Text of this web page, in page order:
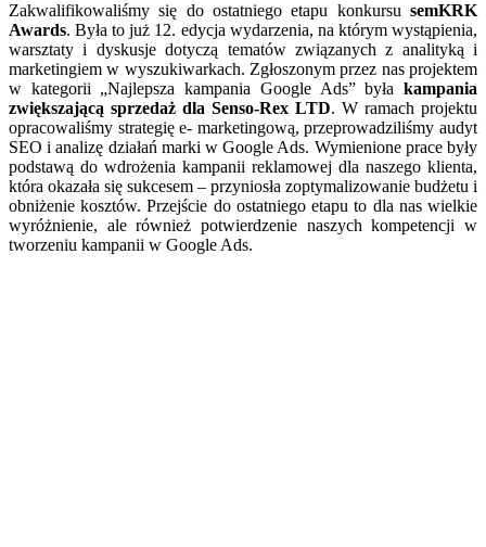
Zakwalifikowaliśmy się do ostatniego etapu konkursu semKRK
Awards. Była to już 12. edycja wydarzenia, na którym wystąpienia,
warsztaty i dyskusje dotyczą tematów związanych z analityką i
marketingiem w wyszukiwarkach. Zgłoszonym przez nas projektem
w kategorii „Najlepsza kampania Google Ads” była kampania
zwiększającą sprzedaż dla Senso-Rex LTD. W ramach projektu
opracowaliśmy strategię e- marketingową, przeprowadziliśmy audyt
SEO i analizę działań marki w Google Ads. Wymienione prace były
podstawą do wdrożenia kampanii reklamowej dla naszego klienta,
która okazała się sukcesem – przyniosła zoptymalizowanie budżetu i
obniżenie kosztów. Przejście do ostatniego etapu to dla nas wielkie
wyróżnienie, ale również potwierdzenie naszych kompetencji w
tworzeniu kampanii w Google Ads.